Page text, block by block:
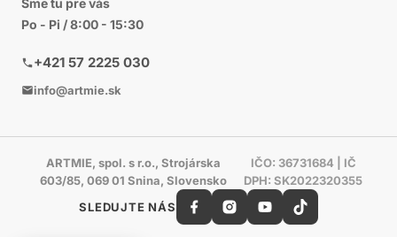
Sme tu pre vás
Po - Pi / 8:00 - 15:30
+421 57 2225 030
info@artmie.sk
ARTMIE, spol. s r.o., Strojárska
603/85, 069 01 Snina, Slovensko
IČO: 36731684 | IČ
DPH: SK2022320355
SLEDUJTE NÁS